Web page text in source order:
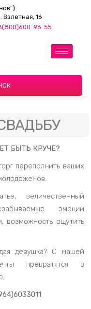
Взлетная, 16
96-55
БЫТЬ КРУЧЕ?
переполнить ваших
величественный
эмоции
возможность ощутить
девушка? С нашей
превратятся в